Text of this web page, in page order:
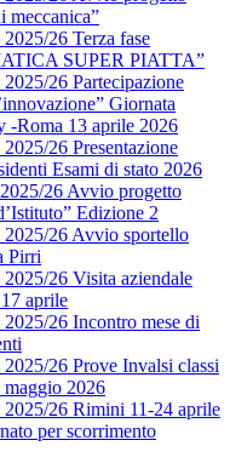
meccanica”
26 Terza fase
SUPER PIATTA”
26 Partecipazione
Giornata
-Roma 13 aprile 2026
26 Presentazione
Esami di stato 2026
26 Avvio progetto
Edizione 2
2025/26 Avvio sportello
Pirri
26 Visita aziendale
aprile
26 Incontro mese di
26 Prove Invalsi classi
maggio 2026
2025/26 Rimini 11-24 aprile
per scorrimento